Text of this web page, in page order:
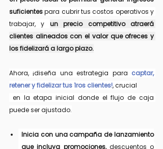
suficientes para cubrir tus costos operativos y
trabajar, y un precio competitivo atraerá
clientes alineados con el valor que ofreces y
los fidelizará a largo plazo.
Ahora, ¡diseña una estrategia para captar,
retener y fidelizar tus 1ros clientes!, crucial
puede ser ajustado.
Inicia con una campaña de lanzamiento
que incluya promociones, descuentos o